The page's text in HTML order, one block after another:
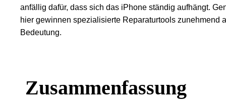
anfällig dafür, dass sich das iPhone ständig aufhängt.
hier gewinnen spezialisierte Reparaturtools zunehmend
Bedeutung.
Zusammenfassung